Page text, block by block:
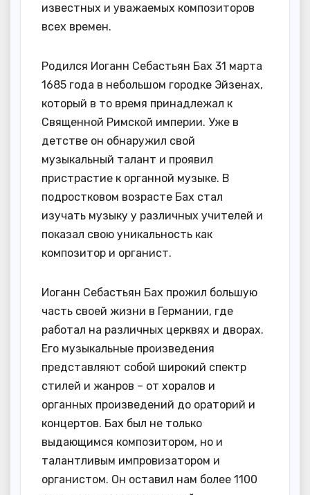
известных и уважаемых композиторов
всех времен.
Родился Иоганн Себастьян Бах 31 марта
1685 года в небольшом городке Эйзенах,
который в то время принадлежал к
Священной Римской империи. Уже в
детстве он обнаружил свой
музыкальный талант и проявил
пристрастие к органной музыке. В
подростковом возрасте Бах стал
изучать музыку у различных учителей и
показал свою уникальность как
композитор и органист.
Иоганн Себастьян Бах прожил большую
часть своей жизни в Германии, где
работал на различных церквях и дворах.
Его музыкальные произведения
представляют собой широкий спектр
стилей и жанров – от хоралов и
органных произведений до ораторий и
концертов. Бах был не только
выдающимся композитором, но и
талантливым импровизатором и
органистом. Он оставил нам более 1100